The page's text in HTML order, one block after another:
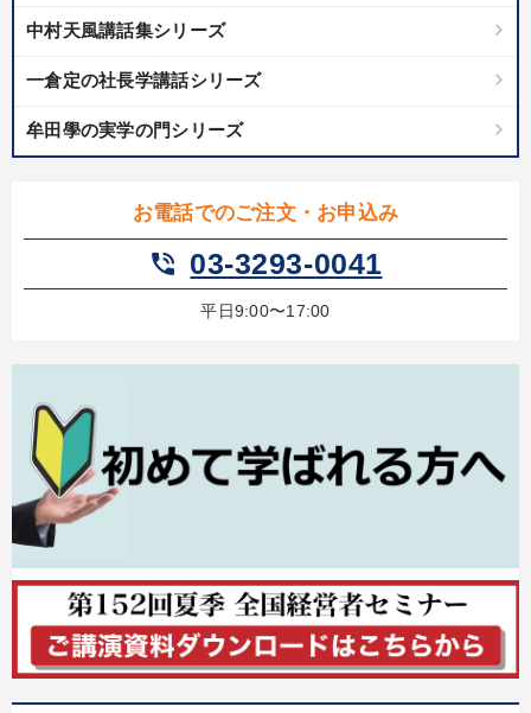
中村天風講話集シリーズ
一倉定の社長学講話シリーズ
牟田學の実学の門シリーズ
お電話でのご注文・お申込み
phone_in_talk 03-3293-0041
平日9:00〜17:00